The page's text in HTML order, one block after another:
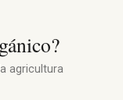
agricultura